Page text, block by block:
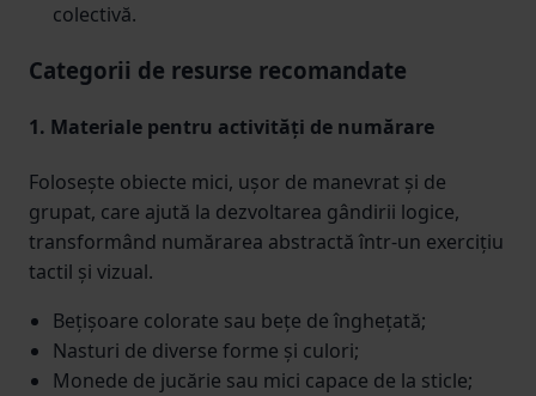
colectivă.
Categorii de resurse recomandate
1. Materiale pentru activități de numărare
Folosește obiecte mici, ușor de manevrat și de
grupat, care ajută la dezvoltarea gândirii logice,
transformând numărarea abstractă într-un exercițiu
tactil și vizual.
Bețișoare colorate sau bețe de înghețată;
Nasturi de diverse forme și culori;
Monede de jucărie sau mici capace de la sticle;